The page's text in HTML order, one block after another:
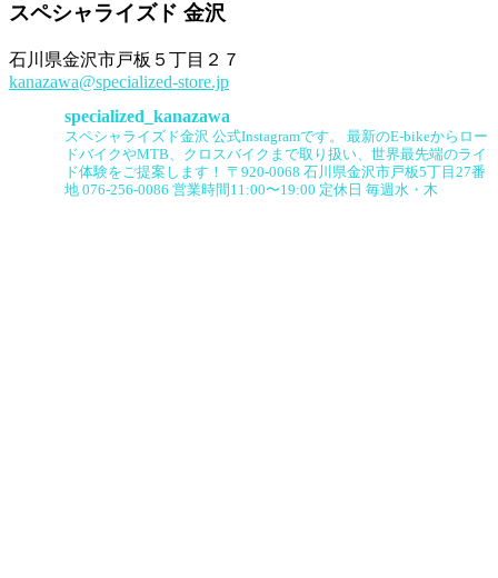
スペシャライズド 金沢
石川県金沢市戸板５丁目２７
kanazawa@specialized-store.jp
specialized_kanazawa
スペシャライズド金沢 公式Instagramです。
最新のE-bikeからロー
ドバイクやMTB、クロスバイクまで取り扱い、世界最先端のライ
ド体験をご提案します！ 〒920-0068 石川県金沢市戸板5丁目27番
地 076-256-0086 営業時間11:00〜19:00 定休日 毎週水・木